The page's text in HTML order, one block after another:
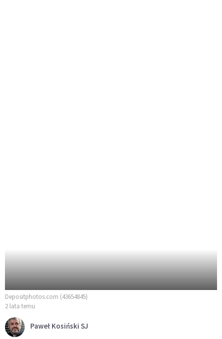
Depositphotos.com (43654845)
2 lata temu
Paweł Kosiński SJ